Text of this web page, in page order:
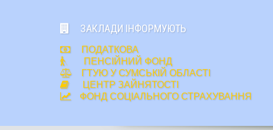
ЗАКЛАДИ ІНФОРМУЮТЬ
ПОДАТКОВА
ПЕНСІЙНИЙ ФОНД
ГТУЮ У СУМСЬКІЙ ОБЛАСТІ
ЦЕНТР ЗАЙНЯТОСТІ
ФОНД СОЦІАЛЬНОГО СТРАХУВАННЯ